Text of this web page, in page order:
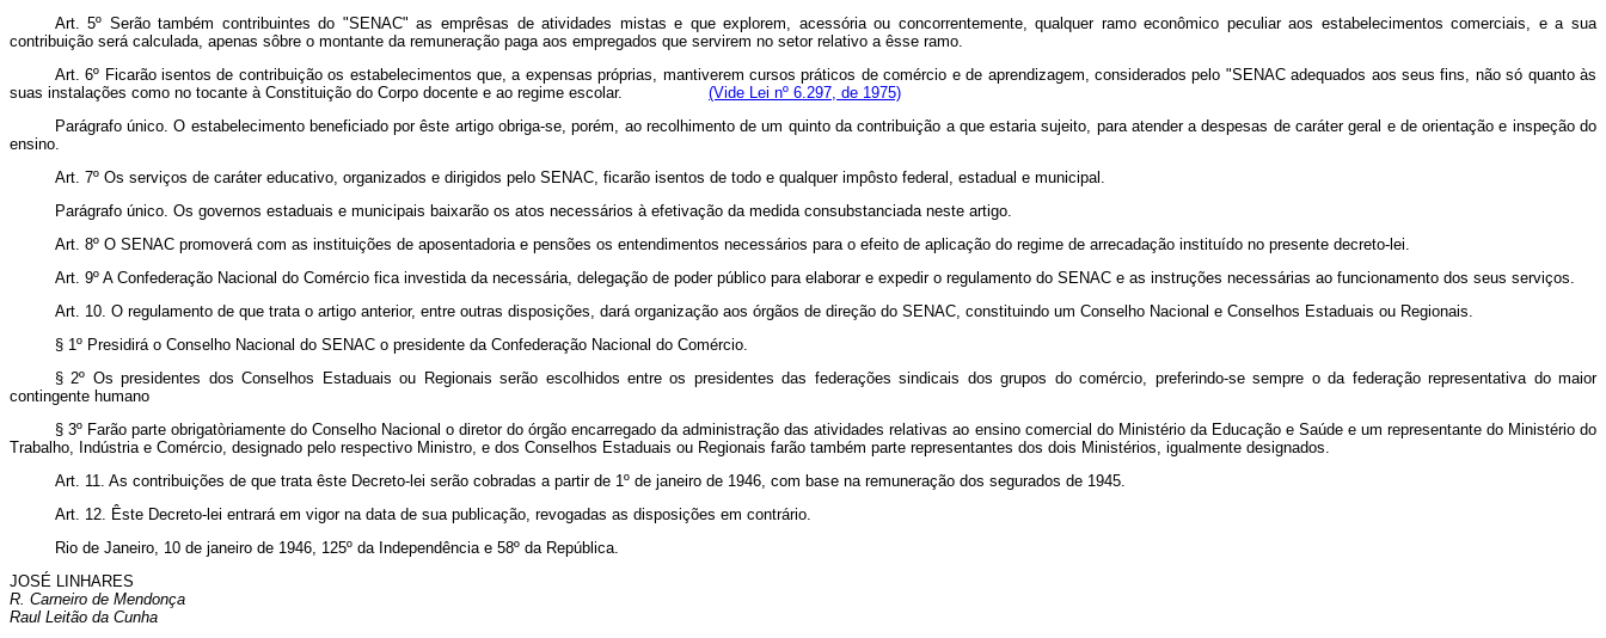
Art.
5º Serão também contribuintes do "SENAC" as emprêsas de atividades mistas e que explorem, acessória ou concorrentemente, qualquer ramo econômico peculiar aos estabelecimentos comerciais, e a sua
contribuição será calculada, apenas sôbre o montante da remuneração paga aos empregados que servirem no setor relativo a êsse ramo.
Art. 6º Ficarão isentos de contribuição os estabelecimentos que, a expensas próprias, mantiverem cursos práticos de comércio e de aprendizagem, considerados pelo "SENAC adequados aos seus fins, não só quanto às
suas instalações como no tocante à Constituição do Corpo docente e ao regime escolar.
(Vide Lei nº 6.297, de 1975)
Parágrafo único. O estabelecimento beneficiado por êste artigo obriga-se, porém, ao recolhimento de um quinto da contribuição a que estaria sujeito, para atender a despesas de caráter geral e de orientação e inspeção do
ensino.
Art. 7º Os serviços de caráter educativo, organizados e dirigidos pelo SENAC, ficarão isentos de todo e qualquer impôsto federal, estadual e municipal.
Parágrafo único. Os governos estaduais e municipais baixarão os atos necessários à efetivação da medida consubstanciada neste artigo.
Art. 8º O SENAC promoverá com as instituições de aposentadoria e pensões os entendimentos necessários para o efeito de aplicação do regime de arrecadação instituído no presente decreto-lei.
Art. 9º A Confederação Nacional do Comércio fica investida da necessária, delegação de poder público para elaborar e expedir o regulamento do SENAC e as instruções necessárias ao funcionamento dos seus serviços.
Art. 10. O regulamento de que trata o artigo anterior, entre outras disposições, dará organização aos órgãos de direção do SENAC, constituindo um Conselho Nacional e Conselhos Estaduais ou Regionais.
§ 1º Presidirá o Conselho Nacional do SENAC o presidente da Confederação Nacional do Comércio.
§ 2º Os presidentes dos Conselhos Estaduais ou Regionais serão escolhidos entre os presidentes das federações sindicais dos grupos do comércio, preferindo-se sempre o da federação representativa do maior
contingente humano
§ 3º Farão parte obrigatòriamente do Conselho Nacional o diretor do órgão encarregado da administração das atividades relativas ao ensino comercial do Ministério da Educação e Saúde e um representante do Ministério do
Trabalho, Indústria e Comércio, designado pelo respectivo Ministro, e dos Conselhos Estaduais ou Regionais farão também parte representantes dos dois Ministérios, igualmente designados.
Art. 11. As contribuições de que trata êste Decreto-lei serão cobradas a partir de 1º de janeiro de 1946, com base na remuneração dos segurados de 1945.
Art. 12. Êste Decreto-lei entrará em vigor na data de sua publicação, revogadas as disposições em contrário.
Rio de Janeiro, 10 de janeiro de 1946, 125º da Independência e 58º da República.
JOSÉ LINHARES
R. Carneiro de Mendonça
Raul Leitão da Cunha